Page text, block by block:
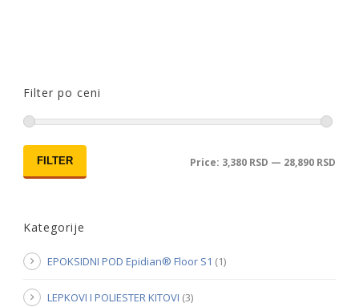
Filter po ceni
FILTER Price: 3,380 RSD — 28,890 RSD
Kategorije
EPOKSIDNI POD Epidian® Floor S1 (1)
LEPKOVI I POLIESTER KITOVI (3)